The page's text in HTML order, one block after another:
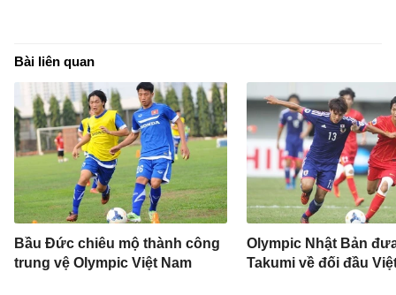
Bài liên quan
Bầu Đức chiêu mộ thành công
trung vệ Olympic Việt Nam
Olympic Nhật Bản
Takumi về đối đầu